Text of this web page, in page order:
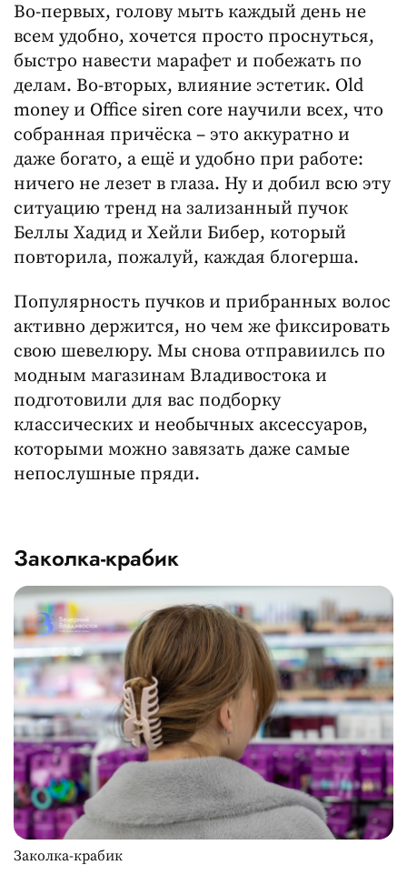
Во-первых, голову мыть каждый день не
всем удобно, хочется просто проснуться,
быстро навести марафет и побежать по
делам. Во-вторых, влияние эстетик. Old
money и Office siren core научили всех, что
собранная причёска – это аккуратно и
даже богато, а ещё и удобно при работе:
ничего не лезет в глаза. Ну и добил всю эту
ситуацию тренд на зализанный пучок
Беллы Хадид и Хейли Бибер, который
повторила, пожалуй, каждая блогерша.
Популярность пучков и прибранных волос
активно держится, но чем же фиксировать
свою шевелюру. Мы снова отправиилсь по
модным магазинам Владивостока и
подготовили для вас подборку
классических и необычных аксессуаров,
которыми можно завязать даже самые
непослушные пряди.
Заколка-крабик
Заколка-крабик